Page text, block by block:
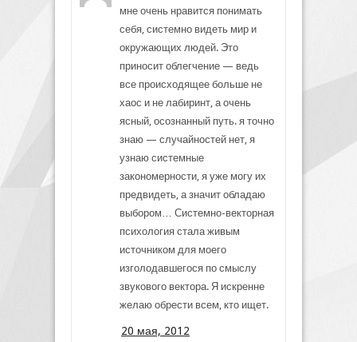
мне очень нравится понимать
себя, системно видеть мир и
окружающих людей. Это
приносит облегчение — ведь
все происходящее больше не
хаос и не лабиринт, а очень
ясный, осознанный путь. я точно
знаю — случайностей нет, я
узнаю системные
закономерности, я уже могу их
предвидеть, а значит обладаю
выбором… Системно-векторная
психология стала живым
источником для моего
изголодавшегося по смыслу
звукового вектора. Я искренне
желаю обрести всем, кто ищет.
20 мая, 2012